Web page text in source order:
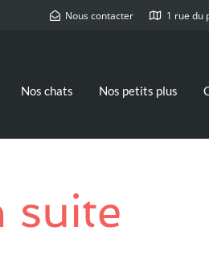
Nous contacter 1 rue du
Nos chats Nos petits plus
suite